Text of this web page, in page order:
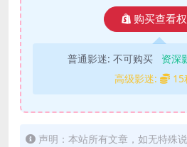
购买查看
普通影迷: 不可购买 资深
高级影迷:
15
声明：本站所有文章，如无特殊